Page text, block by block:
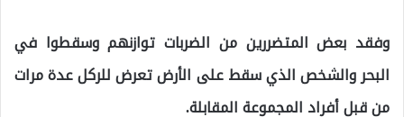
وفقد بعض المتضررين من الضربات توازنهم وسقطوا في
البحر والشخص الذي سقط على الأرض تعرض للركل عدة مرات
من قبل أفراد المجموعة المقابلة.